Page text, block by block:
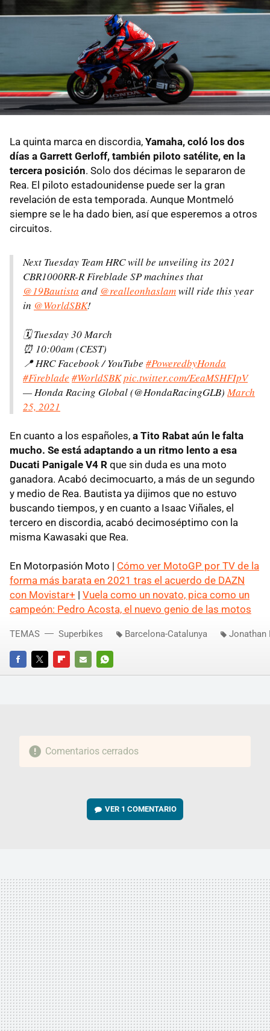
La quinta marca en discordia, Yamaha, coló los dos
días a Garrett Gerloff, también piloto satélite, en la
tercera posición. Solo dos décimas le separaron de
Rea. El piloto estadounidense puede ser la gran
revelación de esta temporada. Aunque Montmeló
siempre se le ha dado bien, así que esperemos a otros
circuitos.
Next Tuesday Team HRC will be unveiling its 2021
CBR1000RR-R Fireblade SP machines that
@19Bautista and @realleonhaslamwill ride this year
in @WorldSBK!
🗓 Tuesday 30 March
⏰ 10:00am (CEST)
📍 HRC Facebook / YouTube #PoweredbyHonda
#Fireblade #WorldSBKpic.twitter.com/EeaMSHFIpV
— Honda Racing Global (@HondaRacingGLB)March
25, 2021
En cuanto a los españoles, a Tito Rabat aún le falta
mucho. Se está adaptando a un ritmo lento a esa
Ducati Panigale V4 R que sin duda es una moto
ganadora. Acabó decimocuarto, a más de un segundo
y medio de Rea. Bautista ya dijimos que no estuvo
buscando tiempos, y en cuanto a Isaac Viñales, el
tercero en discordia, acabó decimoséptimo con la
misma Kawasaki que Rea.
En Motorpasión Moto | Cómo ver MotoGP por TV de la
forma más barata en 2021 tras el acuerdo de DAZN
con Movistar+ | Vuela como un novato, pica como un
campeón: Pedro Acosta, el nuevo genio de las motos
FACEBOOKTWITTERFLIPBOARD
E-
WHATSAPP
TEMAS Superbikes Barcelona-Catalunya Jonathan
Comentarios cerrados
VER 1 COMENTARIO